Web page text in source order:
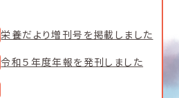
栄養だより増刊号を掲載しました
令和５年度年報を発刊しました